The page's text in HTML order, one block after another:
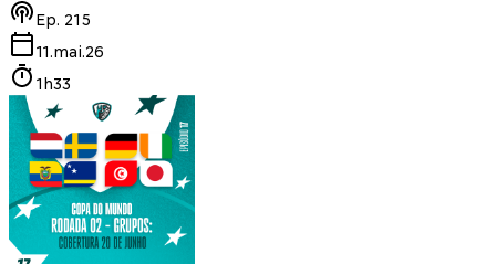
Ep. 215
11.mai.26
1h33